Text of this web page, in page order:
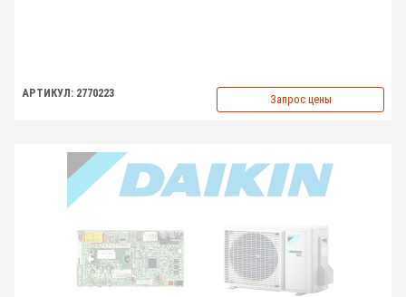
АРТИКУЛ: 2770223 Запрос цены